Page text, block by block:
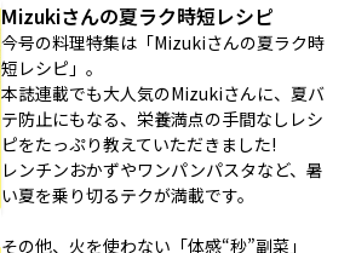
Mizukiさんの夏ラク時短レシピ
今号の料理特集は「Mizukiさんの夏ラク時
短レシピ」。
本誌連載でも大人気のMizukiさんに、夏バ
テ防止にもなる、栄養満点の手間なしレシ
ピをたっぷり教えていただきました!
レンチンおかずやワンパンパスタなど、暑
い夏を乗り切るテクが満載です。
その他、火を使わない「体感“秒”副菜」